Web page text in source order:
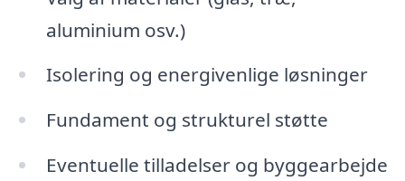
aluminium osv.)
Isolering og energivenlige løsninger
Fundament og strukturel støtte
Eventuelle tilladelser og byggearbejde